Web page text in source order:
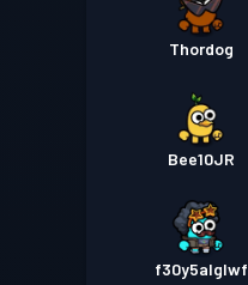
Thordog
Bee10JR
f30y5alglwf